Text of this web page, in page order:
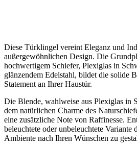
Diese Türklingel vereint Eleganz und
außergewöhnlichen Design. Die
hochwertigem Schiefer, Plexiglas in
glänzendem Edelstahl, bildet die solide
Statement an Ihrer Haustür.
Die Blende, wahlweise aus Plexiglas in
dem natürlichen Charme des
eine zusätzliche Note von Raffinesse.
beleuchtete oder unbeleuchtete Variante
Ambiente nach Ihren Wünschen zu